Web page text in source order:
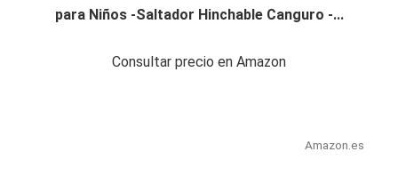
para Niños -Saltador Hinchable Canguro -...
Consultar precio en Amazon
Amazon.es